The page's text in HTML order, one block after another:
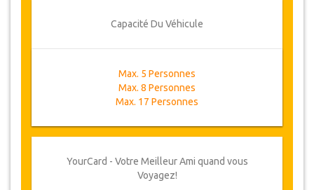
Capacité Du Véhicule
Max. 5 Personnes
Max. 8 Personnes
Max. 17 Personnes
YourCard - Votre Meilleur Ami quand vous
Voyagez!